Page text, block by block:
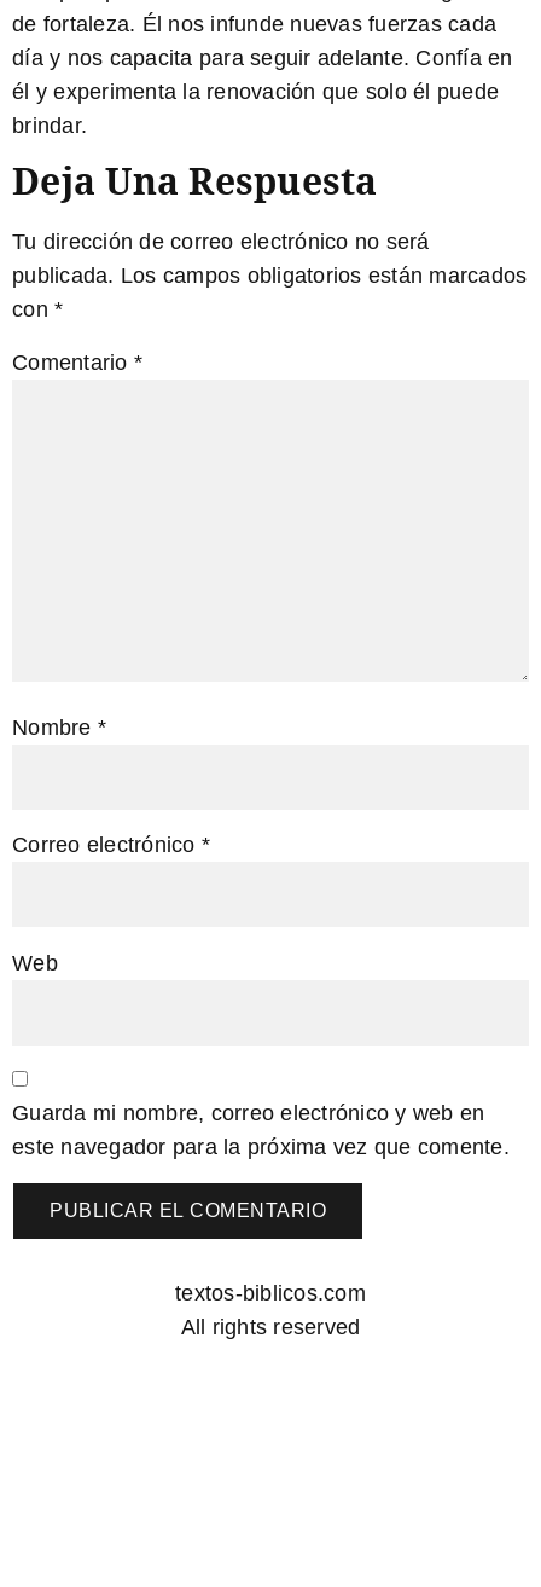
de fortaleza. Él nos infunde nuevas fuerzas cada
día y nos capacita para seguir adelante. Confía en
él y experimenta la renovación que solo él puede
brindar.
Deja Una Respuesta
Tu dirección de correo electrónico no será
publicada. Los campos obligatorios están marcados
con *
Comentario *
Nombre *
Correo electrónico *
Web
Guarda mi nombre, correo electrónico y web en
este navegador para la próxima vez que comente.
textos-biblicos.com
All rights reserved